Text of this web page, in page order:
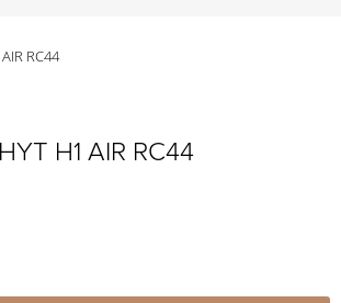
RC44
HYT H1 AIR RC44